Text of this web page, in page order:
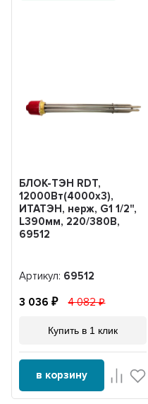
БЛОК-ТЭН RDT,
12000Вт(4000x3),
ИТАТЭН, нерж, G1 1/2",
L390мм, 220/380В,
69512
Артикул: 69512
3 036 4 082
Купить в 1 клик
в корзину